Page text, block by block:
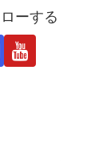
ーする